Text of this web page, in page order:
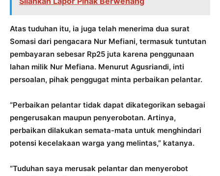
Atas tuduhan itu, ia juga telah menerima dua surat
Somasi dari pengacara Nur Mefiani, termasuk tuntutan
pembayaran sebesar Rp25 juta karena penggunaan
lahan milik Nur Mefiana. Menurut Agusriandi, inti
persoalan, pihak penggugat minta perbaikan pelantar.
“Perbaikan pelantar tidak dapat dikategorikan sebagai
pengerusakan maupun penyerobotan. Artinya,
perbaikan dilakukan semata-mata untuk menghindari
potensi kecelakaan warga yang melintas,” katanya.
“Tuduhan saya merusak pelantar dan menyerobot